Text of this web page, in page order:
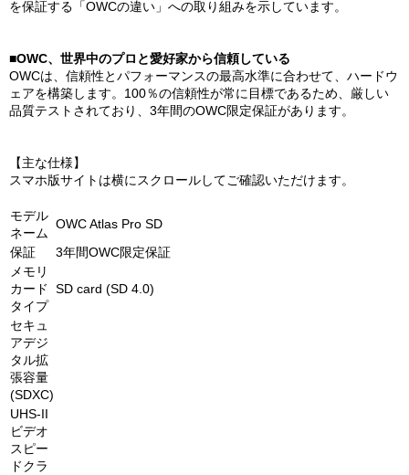
を保証する「OWCの違い」への取り組みを示しています。
■OWC、世界中のプロと愛好家から信頼している
OWCは、信頼性とパフォーマンスの最高水準に合わせて、ハードウ
ェアを構築します。100％の信頼性が常に目標であるため、厳しい
品質テストされており、3年間のOWC限定保証があります。
【主な仕様】
スマホ版サイトは横にスクロールしてご確認いただけます。
モデル
ネーム
OWC Atlas Pro SD
保証
3年間OWC限定保証
メモリ
カード
タイプ
SD card (SD 4.0)
セキュ
アデジ
タル拡
張容量
(SDXC)
UHS-II
ビデオ
スピー
ドクラ